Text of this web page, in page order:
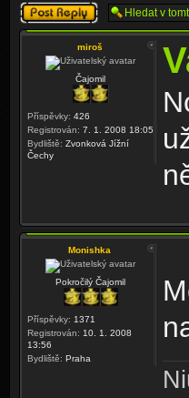
Odeslat odpověď
miroš
Čajomil
Příspěvky: 426
Registrován: 7. 1. 2008 18:05
Bydliště: Zvonková Jížní
Čechy
Monishka
Pokročilý Čajomil
Příspěvky: 1371
Registrován: 10. 1. 2008
13:56
Bydliště: Praha